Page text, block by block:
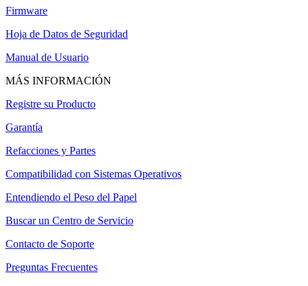
Firmware
Hoja de Datos de Seguridad
Manual de Usuario
MÁS INFORMACIÓN
Registre su Producto
Garantía
Refacciones y Partes
Compatibilidad con Sistemas Operativos
Entendiendo el Peso del Papel
Buscar un Centro de Servicio
Contacto de Soporte
Preguntas Frecuentes